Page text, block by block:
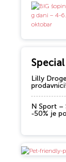
Lilly
N Sport –
-50% je